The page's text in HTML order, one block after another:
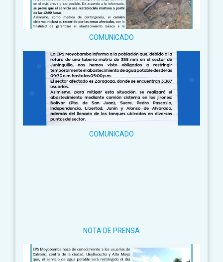
COMUNICADO
COMUNICADO
NOTA DE PRENSA